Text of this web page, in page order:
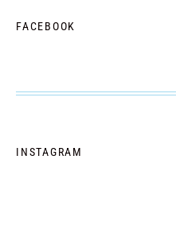
FACEBOOK
INSTAGRAM